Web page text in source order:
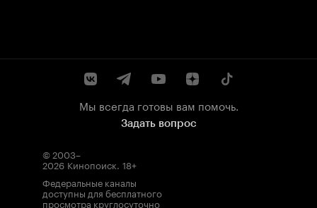
Мы всегда готовы вам помочь.
Задать вопрос
© 2003–
2026 Кинопоиск. 18+
Федеральные каналы
доступны для бесплатного
просмотра круглосуточно